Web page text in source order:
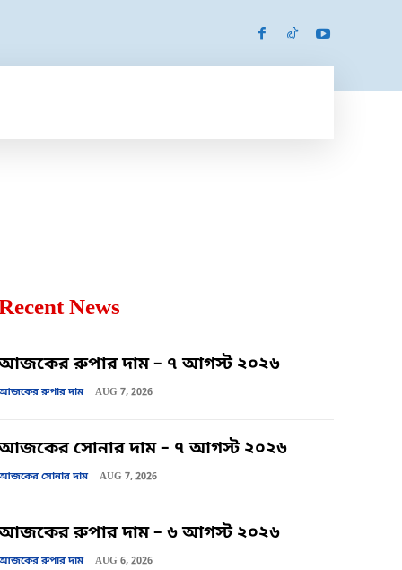
News
রুপার দাম – ৭ আগস্ট ২০২৬
রুপার দাম AUG 7, 2026
সোনার দাম – ৭ আগস্ট ২০২৬
সোনার দাম AUG 7, 2026
রুপার দাম – ৬ আগস্ট ২০২৬
রুপার দাম AUG 6, 2026